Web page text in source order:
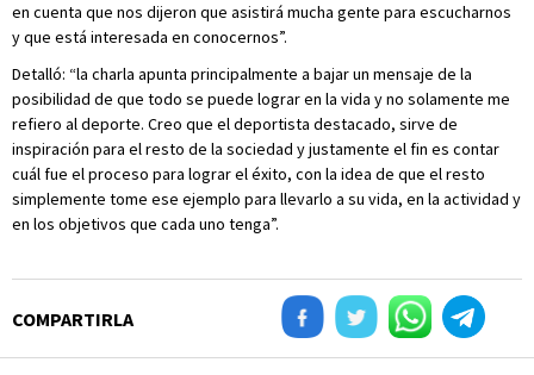
en cuenta que nos dijeron que asistirá mucha gente para escucharnos
y que está interesada en conocernos”.
Detalló: “la charla apunta principalmente a bajar un mensaje de la
posibilidad de que todo se puede lograr en la vida y no solamente me
refiero al deporte. Creo que el deportista destacado, sirve de
inspiración para el resto de la sociedad y justamente el fin es contar
cuál fue el proceso para lograr el éxito, con la idea de que el resto
simplemente tome ese ejemplo para llevarlo a su vida, en la actividad y
en los objetivos que cada uno tenga”.
COMPARTIRLA